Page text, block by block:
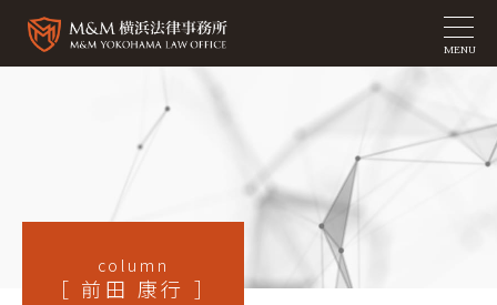
MENU
column
［ 前田 康行 ］